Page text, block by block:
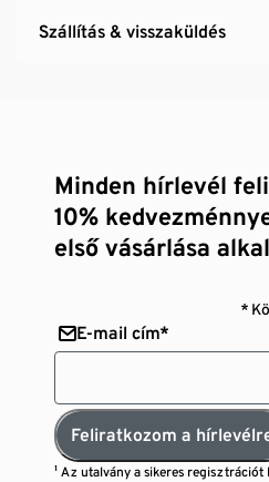
Szállítás & visszaküldés
Minden hírlevél
10%
első vásárlása
*
E-mail cím*
Feliratkozom a
¹ Az utalvány a sikeres regisztrációt